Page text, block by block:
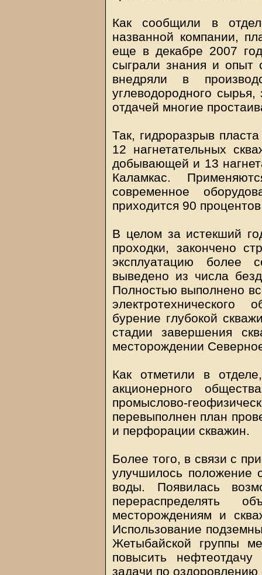
Как сообщили в
названной компании,
еще в декабре 2007
сыграли знания и опыт
внедряли в
углеводородного
отдачей многие
Так, гидроразрыв
12 нагнетательных
добывающей и 13
Каламкас.
современное
приходится 90
В целом за истекший
проходки, закончено
эксплуатацию более
выведено из числа
Полностью выполнено
бурение глубокой
стадии завершения
месторождении
Как отметили в
акционерного
промыслово-
перевыполнен план
и перфорации скважин.
Более того, в связи с
улучшилось положение
воды. Появилась
перераспределять
месторождениям и
Использование
Жетыбайской группы
повысить
задачи по